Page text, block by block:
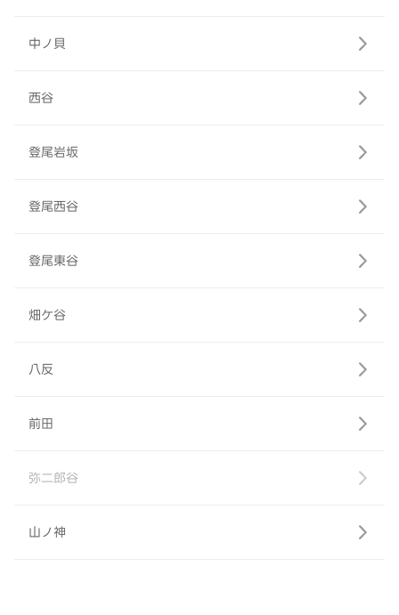
中ノ貝
西谷
登尾岩坂
登尾西谷
登尾東谷
畑ケ谷
八反
前田
弥二郎谷
山ノ神